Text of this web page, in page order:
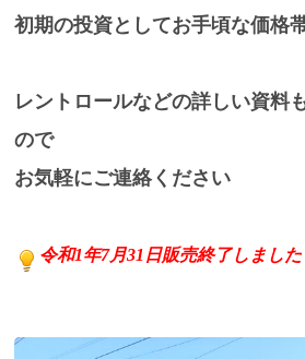
初期の投資としてお手頃な価格
レントロールなどの詳しい資料
ので
お気軽にご連絡ください
令和1年7月31日販売終了しました